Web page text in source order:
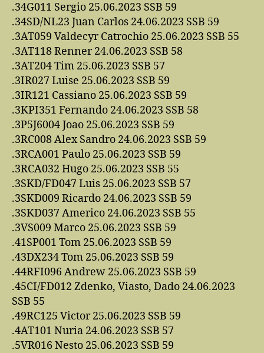
.34G011 Sergio 25.06.2023 SSB 59
.34SD/NL23 Juan Carlos 24.06.2023 SSB 59
.3AT059 Valdecyr Catrochio 25.06.2023 SSB 55
.3AT118 Renner 24.06.2023 SSB 58
.3AT204 Tim 25.06.2023 SSB 57
.3IR027 Luise 25.06.2023 SSB 59
.3IR121 Cassiano 25.06.2023 SSB 59
.3KPI351 Fernando 24.06.2023 SSB 58
.3P5J6004 Joao 25.06.2023 SSB 59
.3RC008 Alex Sandro 24.06.2023 SSB 59
.3RCA001 Paulo 25.06.2023 SSB 59
.3RCA032 Hugo 25.06.2023 SSB 55
.3SKD/FD047 Luis 25.06.2023 SSB 57
.3SKD009 Ricardo 24.06.2023 SSB 59
.3SKD037 Americo 24.06.2023 SSB 55
.3VS009 Marco 25.06.2023 SSB 59
.41SP001 Tom 25.06.2023 SSB 59
.43DX234 Tom 25.06.2023 SSB 59
.44RFI096 Andrew 25.06.2023 SSB 59
.45CI/FD012 Zdenko, Viasto, Dado 24.06.2023
SSB 55
.49RC125 Victor 25.06.2023 SSB 59
.4AT101 Nuria 24.06.2023 SSB 57
.5VR016 Nesto 25.06.2023 SSB 59